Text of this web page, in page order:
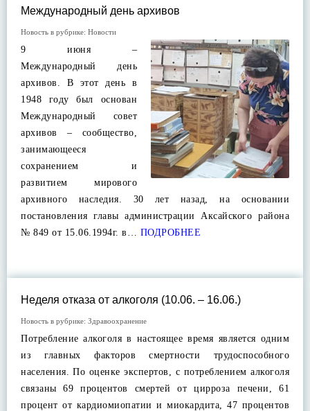
Международный день архивов
Новость в рубрике: Новости
9 июня –
Международный день
архивов. В этот день в
1948 году был основан
Международный совет
архивов – сообщество,
занимающееся
сохранением и
развитием мирового
архивного наследия. 30 лет назад, на основании
постановления главы администрации Аксайского района
№ 849 от 15.06.1994г. в… ПОДРОБНЕЕ
Неделя отказа от алкоголя (10.06. – 16.06.)
Новость в рубрике: Здравоохранение
Потребление алкоголя в настоящее время является одним
из главных факторов смертности трудоспособного
населения. По оценке экспертов, с потреблением алкоголя
связаны 69 процентов смертей от цирроза печени, 61
процент от кардиомиопатии и миокардита, 47 процентов